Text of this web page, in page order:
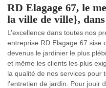
RD Elagage 67, le
la ville de ville}, dans
L’excellence dans toutes nos
entreprise RD Elagage 67 sise
devenus le jardinier le plus
et même les clients les plus
la qualité de nos services pour
l’entretien de jardin. Pour jouir